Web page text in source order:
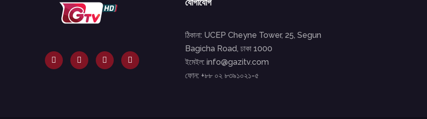
ঠিকানা: UCEP Cheyne Tower, 25, Segun
Bagicha Road, ঢাকা 1000
ইমেইল: info@gazitv.com
ফোন: +৮৮ ০২ ৮৩৯১০২১-৫